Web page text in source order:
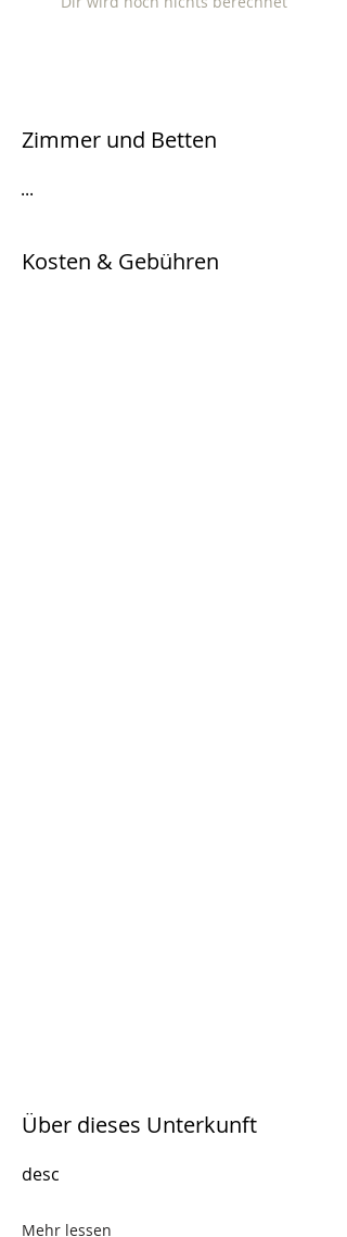
Zimmer und Betten
...
Kosten & Gebühren
Über dieses Unterkunft
desc
Mehr lessen